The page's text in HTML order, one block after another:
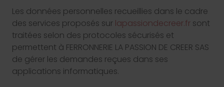
Les données personnelles recueillies dans le cadre
des services proposés sur lapassiondecreer.fr sont
traitées selon des protocoles sécurisés et
permettent à FERRONNERIE LA PASSION DE CREER SAS
de gérer les demandes reçues dans ses
applications informatiques.